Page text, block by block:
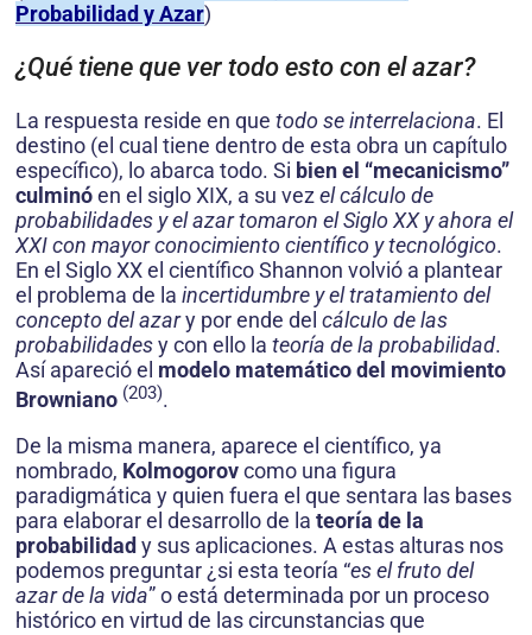
Probabilidad y Azar)
¿Qué tiene que ver todo esto con el azar?
La respuesta reside en que todo se interrela­ciona. El
destino (el cual tiene dentro de esta obra un capítulo
específico), lo abarca todo. Si bien el “mecanicismo”
culminóen el siglo XIX, a su vez el cálculo de
probabilidades y el azar tomaron el Siglo XX y ahora el
XXI con mayor conocimiento científico y tecnológico.
En el Siglo XX el científico Shannon volvió a plantear
el problema de la incertidumbre y el tratamiento del
concepto del azary por ende del cálculo de las
probabilidadesy con ello la teoría de la probabilidad.
Así apareció el modelo matemático del movimiento
Browniano (203).
De la misma manera, aparece el científico, ya
nombrado, Kolmogorovcomo una figura
paradigmática y quien fuera el que sentara las bases
para elaborar el desarrollo de la teoría de la
probabilidad y sus aplicaciones. A estas alturas nos
podemos preguntar ¿si esta teoría “es el fruto del
azar de la vida” o está determinada por un proceso
histórico en virtud de las circunstancias que